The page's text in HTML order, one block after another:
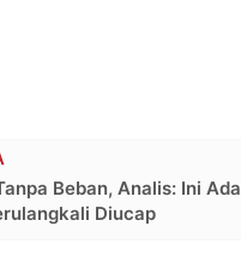
Beban, Analis: Ini Ada
Diucap